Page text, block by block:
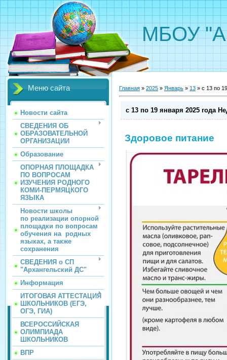
МБОУ
Меню сайта
Новости сайта
СВЕДЕНИЯ ОБ
ОБРАЗОВАТЕЛЬНОЙ
ОРГАНИЗАЦИИ
Образование
ОПОРНАЯ ПЛОЩАДКА
ПО ВОПРОСАМ
ИЗУЧЕНИЯ РОДНОГО
КОМИ-ПЕРМЯЦКОГО
ЯЗЫКА
Новости школы
по реализации опорной
площадки по вопросам
обучения на родных
языках, а также
сохранения
СВЕДЕНИЯ о СП
"Архангельский ДС"
Информация
ИТОГОВАЯ АТТЕСТАЦИЯ
ШКОЛЬНИКОВ (ЕГЭ,
ОГЭ, ГИА)
ВСЕРОССИЙСКАЯ
ОЛИМПИАДА
ШКОЛЬНИКОВ
ВПР
Главная » 2025 » Январь » 13 » с 13 по
с 13 по 19 января 2025 года
Здоровое питание